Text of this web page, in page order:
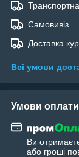
Самовивіз
Доставка
Всі умови
Умови оплати
Ви
або гроші